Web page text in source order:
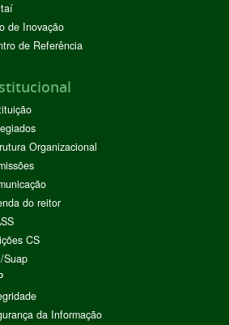
de Inovação
de Referência
Organizacional
do reitor
CS
Suap
da Informação